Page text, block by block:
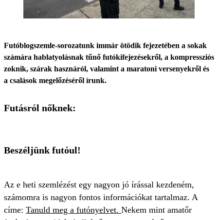
Futóblogszemle-sorozatunk immár ötödik fejezetében a sokak
számára hablatyolásnak tűnő futókifejezésekről, a kompressziós
zoknik, szárak hasznáról, valamint a maratoni versenyekről és
a csalások megelőzéséről írunk.
Futásról nőknek:
Beszéljünk futóul!
Az e heti szemlézést egy nagyon jó írással kezdeném,
számomra is nagyon fontos információkat tartalmaz. A
címe: Tanuld meg a futónyelvet. Nekem mint amatőr